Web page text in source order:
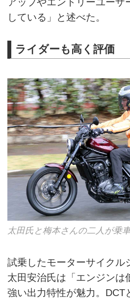
している」と述べた。
ライダーも高く評価
太田氏と梅本さんの二人が乗
試乗したモーターサイクル
太田安治氏は「エンジンは
強い出力特性が魅力。DCT